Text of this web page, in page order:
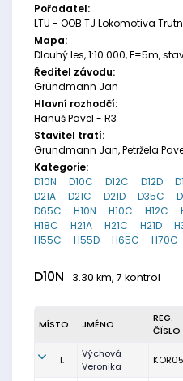
Pořadatel:
LTU - OOB TJ Lokomotiva
Mapa:
Dlouhý les, 1:10 000, E=5m,
Ředitel závodu:
Grundmann Jan
Hlavní rozhodčí:
Hanuš Pavel - R3
Stavitel tratí:
Grundmann Jan, Petržela
Kategorie:
D10N
D10C D12C D12D
D21A
D21C D21D D35C
D65C
H10N H10C H12C
H18C
H21A H21C H21D
H55C
H55D H65C H70C
D10N 3.30 km, 7 kontrol
MÍSTO JMÉNO
REG.
ČÍSLO
1.
Výchová
Veronika